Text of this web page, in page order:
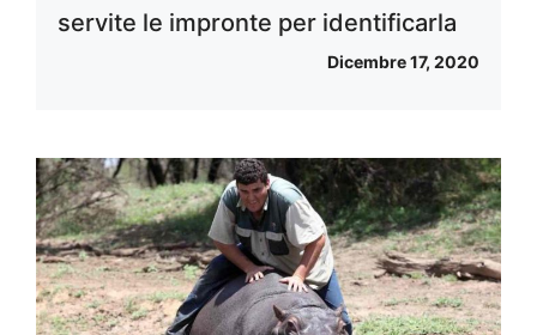
servite le impronte per identificarla
Dicembre 17, 2020